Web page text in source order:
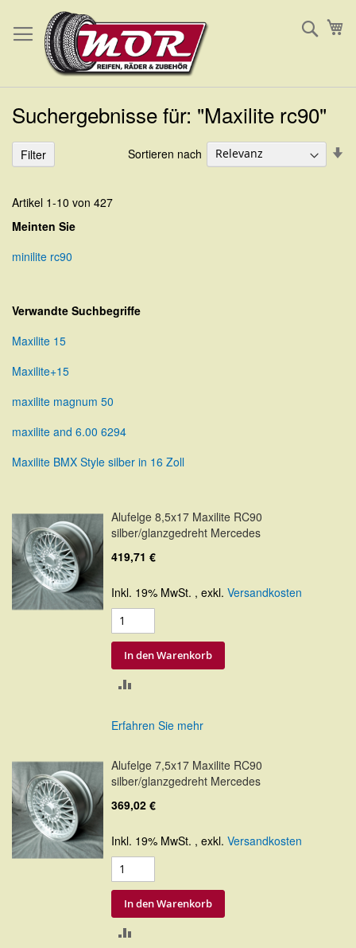
zum
Suchergebnisse für: "Maxilite rc90"
Artikel 1-10 von 427
Sortieren nach
Meinten Sie
minilite rc90
Verwandte Suchbegriffe
Maxilite 15
Maxilite+15
maxilite magnum 50
maxilite and 6.00 6294
Maxilite BMX Style silber in 16 Zoll
Alufelge 8,5x17 Maxilite RC90
silber/glanzgedreht Mercedes
419,71 €
Inkl. 19% MwSt. , exkl. Versandkosten
In den Warenkorb
Erfahren Sie mehr
Alufelge 7,5x17 Maxilite RC90
silber/glanzgedreht Mercedes
369,02 €
Inkl. 19% MwSt. , exkl. Versandkosten
In den Warenkorb
Filter